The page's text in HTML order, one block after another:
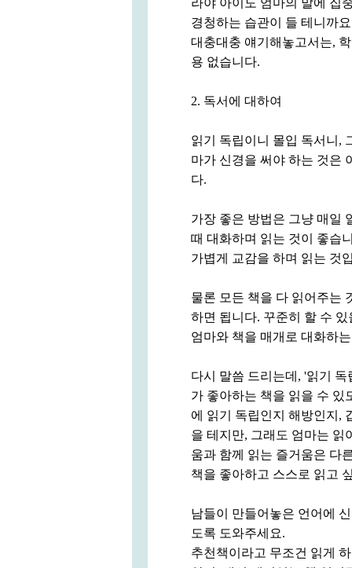
라야 아이도 엄마의 말에 집
경청하는 습관이 들 테니까
대충대충 얘기해놓고서는,
용 없습니다.
2. 독서에 대하여
읽기 독립이니 몰입 독서니,
마가 신경을 써야 하는 것은
다.
가장 좋은 방법은 그냥 매일
때 대화하며 읽는 것이 좋습
가볍게 교감을 하며 읽는 것
물론 모든 책을 다 읽어주는
하면 됩니다. 꾸준히 할 수
엄마와 책을 매개로 대화하
다시 말씀 드리는데, '읽기
가 좋아하는 책을 읽을 수 있
에 읽기 독립인지 해방인지,
을 테지만, 그래도 엄마는 읽
움과 함께 읽는 즐거움은 다
책을 좋아하고 스스로 읽고
남들이 만들어놓은 언어에
도록 도와주세요.
추천책이라고 무조건 읽게